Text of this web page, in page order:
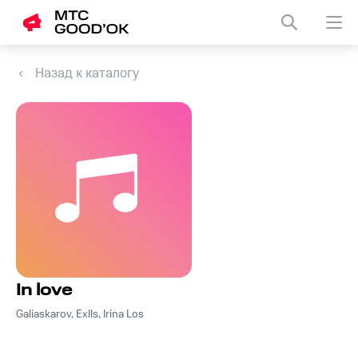
Назад к каталогу
In love
Galiaskarov, Exlls, Irina Los